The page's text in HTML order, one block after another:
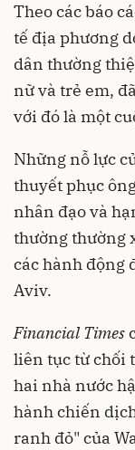
Theo các báo
tế địa phương
dân thường
nữ và trẻ em,
với đó là một
Những nỗ lực
thuyết phục
nhân đạo và
thường thường
các hành động
Aviv.
Financial Times
liên tục từ chối
hai nhà nước
hành chiến
ranh đỏ" của